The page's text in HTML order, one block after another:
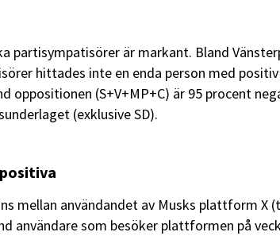
partisympatisörer är markant. Bland
hittades inte en enda person med positiv
oppositionen (S+V+MP+C) är 95 procent
(exklusive SD).
mellan användandet av Musks plattform X
användare som besöker plattformen på